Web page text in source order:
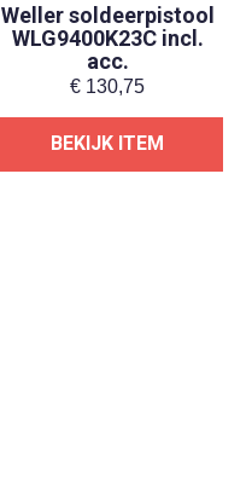
Weller soldeerpistool
WLG9400K23C incl.
acc.
€ 130,75
BEKIJK ITEM